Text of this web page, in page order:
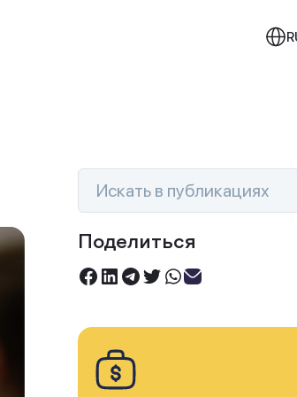
Торгуйте акциями без комиссий
Готовый портфель Smart
Selection — июль 2026
Поделиться